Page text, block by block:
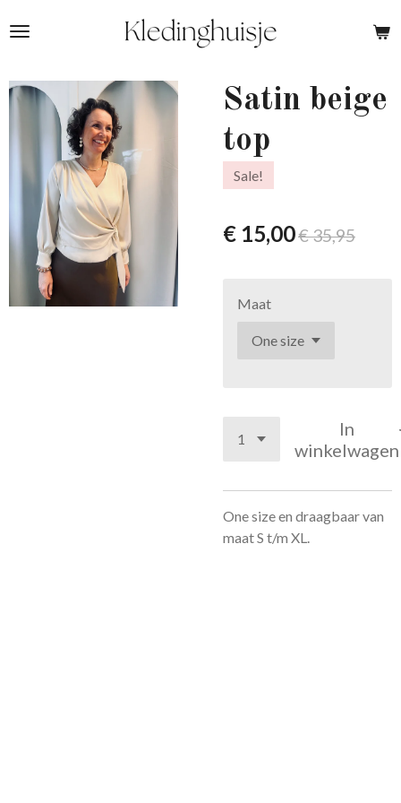
direct
de
hoofdinhoud
Satin beige
top
Sale!
€ 15,00€ 35,95
Maat
In
winkelwagen
One size en draagbaar van
maat S t/m XL.